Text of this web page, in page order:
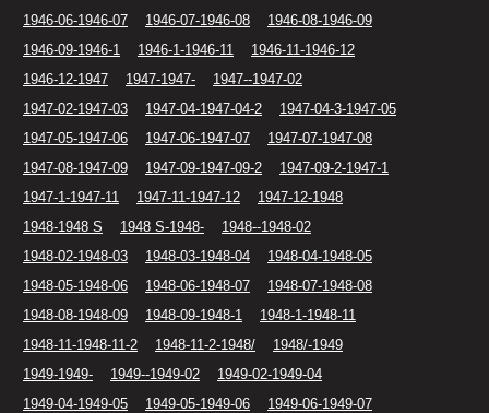
1946-06-1946-07
1946-07-1946-08
1946-08-1946-09
1946-09-1946-1
1946-1-1946-11
1946-11-1946-12
1946-12-1947
1947-1947-
1947--1947-02
1947-02-1947-03
1947-04-1947-04-2
1947-04-3-1947-05
1947-05-1947-06
1947-06-1947-07
1947-07-1947-08
1947-08-1947-09
1947-09-1947-09-2
1947-09-2-1947-1
1947-1-1947-11
1947-11-1947-12
1947-12-1948
1948-1948 S
1948 S-1948-
1948--1948-02
1948-02-1948-03
1948-03-1948-04
1948-04-1948-05
1948-05-1948-06
1948-06-1948-07
1948-07-1948-08
1948-08-1948-09
1948-09-1948-1
1948-1-1948-11
1948-11-1948-11-2
1948-11-2-1948/
1948/-1949
1949-1949-
1949--1949-02
1949-02-1949-04
1949-04-1949-05
1949-05-1949-06
1949-06-1949-07